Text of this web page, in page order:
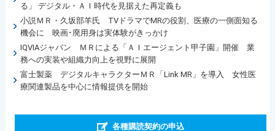
る」 デジタル・ＡＩ時代を見据えた再定義も
小説ＭＲ・久坂部羊氏 TVドラマでMRの役割、医療の一側面知る
機会に 映画･廃用身は実体験がきっかけ
IQVIAジャパン ＭＲによる「ＡＩエージェント甲子園」開催 業
務への実装や組織力向上を視野に展開
富士製薬 デジタルキャラクターＭＲ「Link MR」を導入 女性医
療関連製品を中心に情報提供を開始
各種購読契約の申込